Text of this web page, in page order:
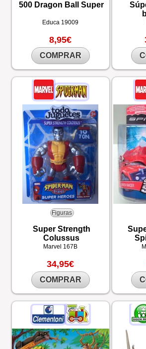
500 Dragon Ball Super
Educa 19009
8,95€
COMPRAR
Figuras
Super Strength
Colussus
Marvel 167B
34,95€
COMPRAR